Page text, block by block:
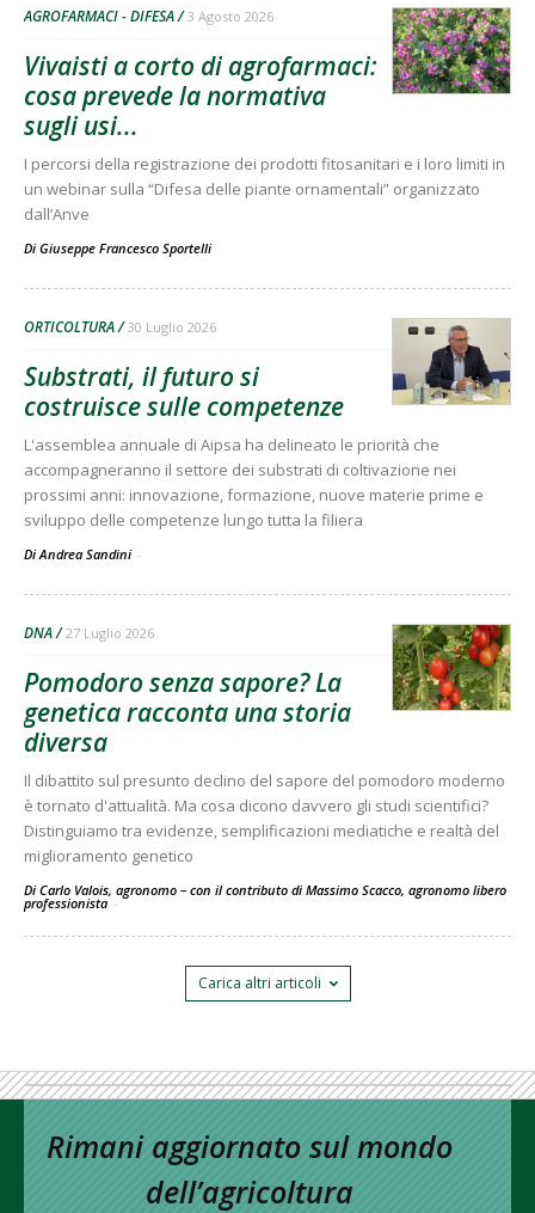
AGROFARMACI - DIFESA 3 Agosto 2026
Vivaisti a corto di agrofarmaci:
cosa prevede la normativa
sugli usi...
I percorsi della registrazione dei prodotti fitosanitari e i loro limiti in
un webinar sulla “Difesa delle piante ornamentali” organizzato
dall’Anve
Di Giuseppe Francesco Sportelli
ORTICOLTURA 30 Luglio 2026
Substrati, il futuro si
costruisce sulle competenze
L'assemblea annuale di Aipsa ha delineato le priorità che
accompagneranno il settore dei substrati di coltivazione nei
prossimi anni: innovazione, formazione, nuove materie prime e
sviluppo delle competenze lungo tutta la filiera
Di Andrea Sandini -
DNA 27 Luglio 2026
Pomodoro senza sapore? La
genetica racconta una storia
diversa
Il dibattito sul presunto declino del sapore del pomodoro moderno
è tornato d'attualità. Ma cosa dicono davvero gli studi scientifici?
Distinguiamo tra evidenze, semplificazioni mediatiche e realtà del
miglioramento genetico
Di Carlo Valois, agronomo – con il contributo di Massimo Scacco, agronomo libero
professionista -
Carica altri articoli
Rimani aggiornato sul mondo
dell’agricoltura